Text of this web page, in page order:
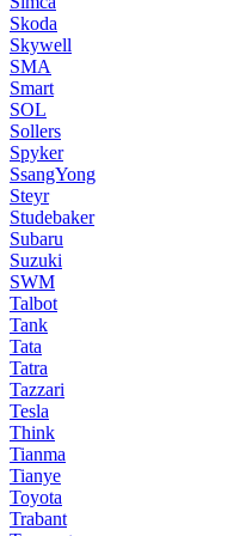
Skoda
Skywell
SMA
Smart
SOL
Sollers
Spyker
SsangYong
Steyr
Studebaker
Subaru
Suzuki
SWM
Talbot
Tank
Tata
Tatra
Tazzari
Tesla
Think
Tianma
Tianye
Toyota
Trabant